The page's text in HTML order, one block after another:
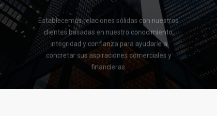
Llamar al 322 779 9188
integridad y confianza para ayudarle a
concretar sus aspiraciones comerciales y
financieras.
Llamar al 322 779 9188
CONTACTAR